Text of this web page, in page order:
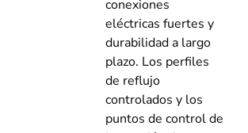
conexiones
eléctricas fuertes y
durabilidad a largo
plazo. Los perfiles
de reflujo
controlados y los
puntos de control de